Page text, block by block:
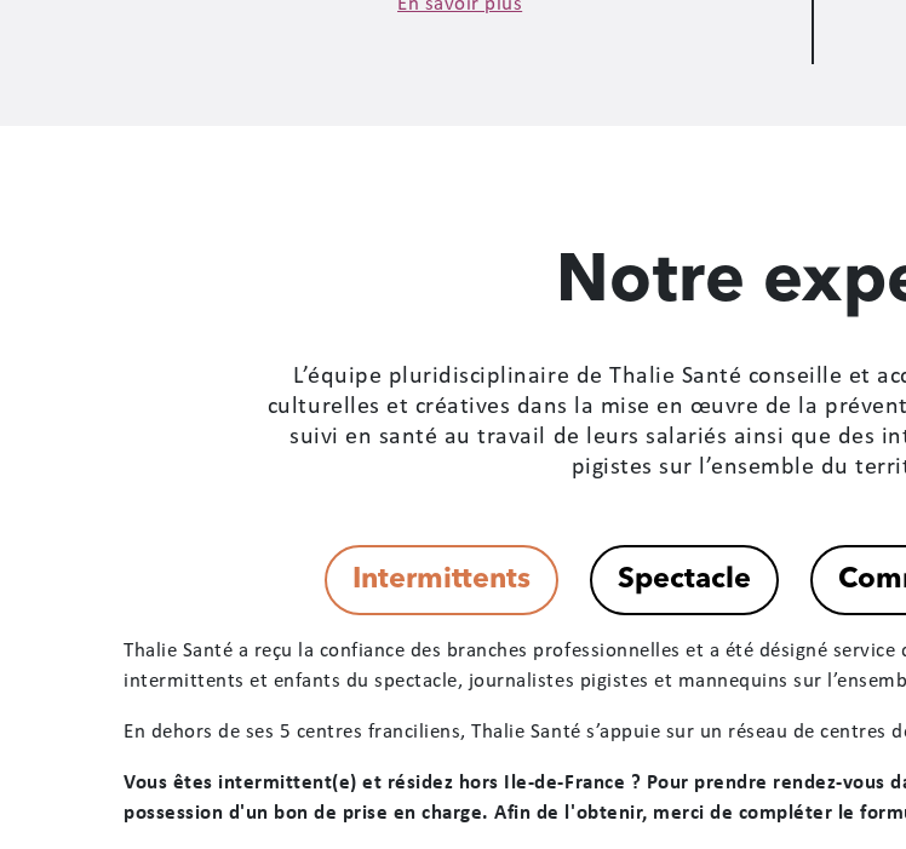
Notre
L’équipe pluridisciplinaire de Thalie Santé conseille et
culturelles et créatives dans la mise en œuvre de la
suivi en santé au travail de leurs salariés ainsi que des
pigistes sur l’ensemble du
Thalie Santé a reçu la confiance des branches professionnelles et a été désigné
intermittents et enfants du spectacle, journalistes pigistes et mannequins sur
En dehors de ses 5 centres franciliens, Thalie Santé s’appuie sur un réseau de
Vous êtes intermittent(e) et résidez hors Ile-de-France ? Pour prendre rendez-vous
possession d'un bon de prise en charge. Afin de l'obtenir, merci de compléter le